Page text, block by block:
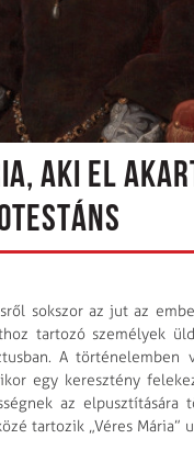
AKI EL
sokszor az jut az
tartozó személyek
A történelemben
egy keresztény
az
tartozik „Véres Mária”